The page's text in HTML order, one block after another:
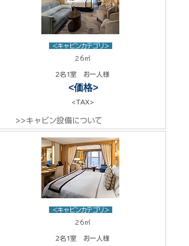
<キャビンカテゴリ>
26㎡
2名1室 お一人様
<価格>
<TAX>
>>キャビン設備について
<キャビンカテゴリ>
26㎡
2名1室 お一人様